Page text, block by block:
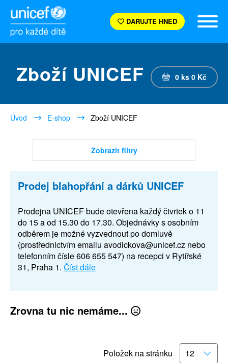
DARUJTE HNED
Zboží UNICEF 0 ks 0 Kč
Úvod E-shop Zboží UNICEF
Zobrazit filtry
Prodej blahopřání a dárků UNICEF
Prodejna UNICEF bude otevřena každý čtvrtek o 11
do 15 a od 15.30 do 17.30. Objednávky s osobním
odběrem je možné vyzvednout po domluvě
(prostřednictvím emailu avodickova@unicef.cz nebo
telefonním čísle 606 655 547) na recepci v Rytířské
31, Praha 1. Číst dále
Zrovna tu nic nemáme...
Položek na stránku